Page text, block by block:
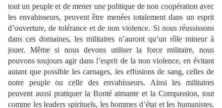
tout un peuple et de mener une politique de non coopération avec
les envahisseurs, peuvent être menées totalement dans un esprit
d’ouverture, de tolérance et de non violence. Si nous réussissons
dans ces domaines, les militaires n’auront qu’un rôle mineur à
jouer. Même si nous devons utiliser la force militaire, nous
pouvons toujours agir dans l’esprit de la non violence, en évitant
autant que possible les carnages, les effusions de sang, celles de
notre peuple ou celle des envahisseurs. Ainsi les militaires
peuvent aussi pratiquer la Bonté aimante et la Compassion, tout
comme les leaders spirituels, les hommes d’état et les humanistes.